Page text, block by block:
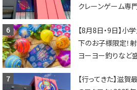
クレーンゲーム専
ってくる！豊郷店に
賀2店舗目★
【8月8日・9日】小
下のお子様限定！
ヨーヨー釣りなど
ちびっこ縁日開催♪
【行ってきた】滋賀